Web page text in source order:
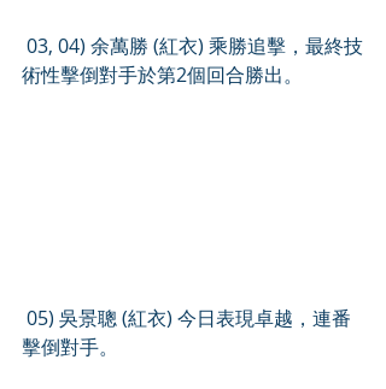
術性擊倒對手於第2個回合勝出。
擊倒對手。